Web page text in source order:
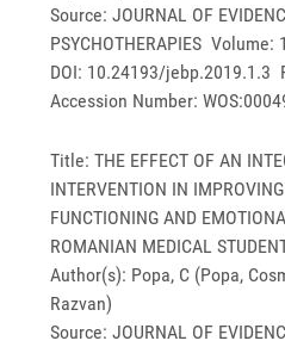
Source: JOURNAL OF
PSYCHOTHERAPIES
DOI: 10.24193/jebp.2019.1.3
Accession Number:
Title: THE EFFECT OF AN
INTERVENTION IN
FUNCTIONING AND
ROMANIAN MEDICAL
Author(s): Popa, C (Popa,
Razvan)
Source: JOURNAL OF